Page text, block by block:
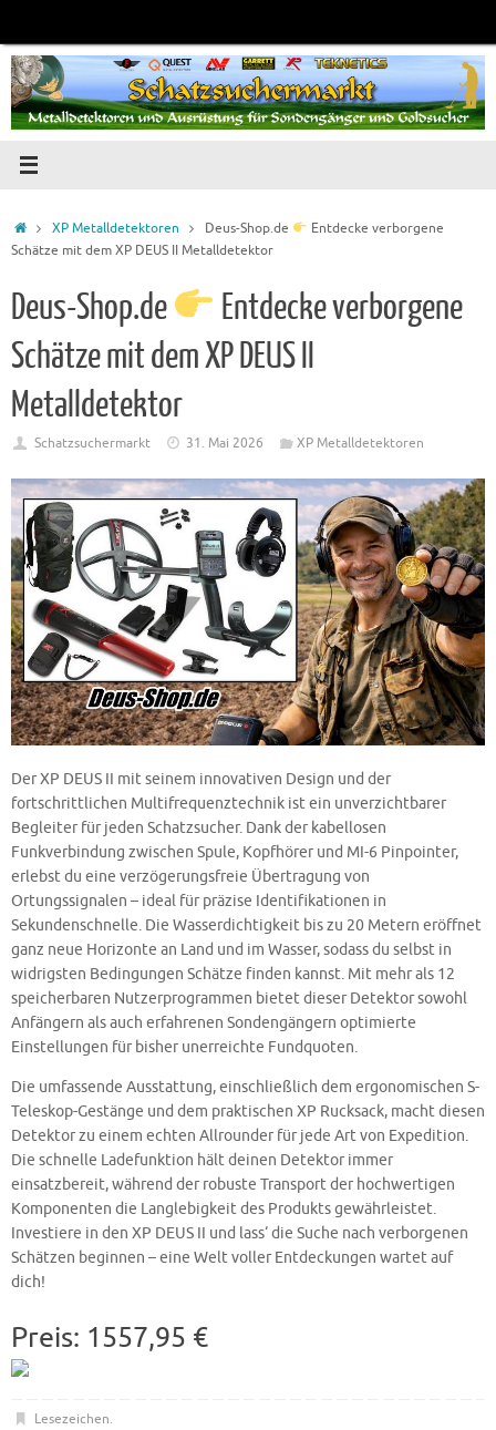
springen
Startseite
XP Metalldetektoren Deus-Shop.de
Entdecke verborgene
Schätze mit dem XP DEUS II Metalldetektor
Deus-Shop.de
Entdecke verborgene
Schätze mit dem XP DEUS II
Metalldetektor
Schatzsuchermarkt 31. Mai 2026 XP Metalldetektoren
Der XP DEUS II mit seinem innovativen Design und der
fortschrittlichen Multifrequenztechnik ist ein unverzichtbarer
Begleiter für jeden Schatzsucher. Dank der kabellosen
Funkverbindung zwischen Spule, Kopfhörer und MI-6 Pinpointer,
erlebst du eine verzögerungsfreie Übertragung von
Ortungssignalen – ideal für präzise Identifikationen in
Sekundenschnelle. Die Wasserdichtigkeit bis zu 20 Metern eröffnet
ganz neue Horizonte an Land und im Wasser, sodass du selbst in
widrigsten Bedingungen Schätze finden kannst. Mit mehr als 12
speicherbaren Nutzerprogrammen bietet dieser Detektor sowohl
Anfängern als auch erfahrenen Sondengängern optimierte
Einstellungen für bisher unerreichte Fundquoten.
Die umfassende Ausstattung, einschließlich dem ergonomischen S-
Teleskop-Gestänge und dem praktischen XP Rucksack, macht diesen
Detektor zu einem echten Allrounder für jede Art von Expedition.
Die schnelle Ladefunktion hält deinen Detektor immer
einsatzbereit, während der robuste Transport der hochwertigen
Komponenten die Langlebigkeit des Produkts gewährleistet.
Investiere in den XP DEUS II und lass‘ die Suche nach verborgenen
Schätzen beginnen – eine Welt voller Entdeckungen wartet auf
dich!
Preis: 1557,95 €
Lesezeichen.